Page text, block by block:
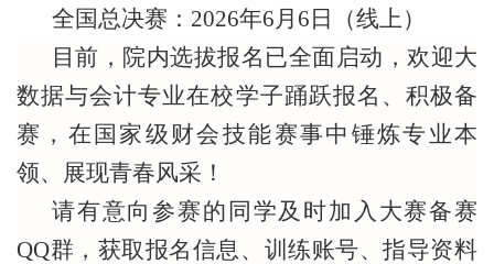
全国总决赛： 2026年6月6日（线上）
目前，院内选拔报名已全面启动，欢迎大
数据与会计专业在校学子踊跃报名、积极备
赛，在国家级财会技能赛事中锤炼专业本
领、展现青春风采！
请有意向参赛的同学及时加入大赛备赛
QQ群，获取报名信息、训练账号、指导资料